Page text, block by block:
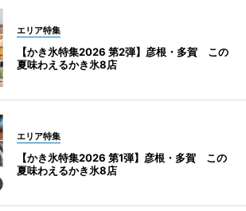
エリア特集
【かき氷特集2026 第2弾】彦根・多賀 この
夏味わえるかき氷8店
エリア特集
【かき氷特集2026 第1弾】彦根・多賀 この
夏味わえるかき氷8店